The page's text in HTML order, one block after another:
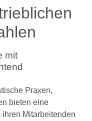
mit
Praxen,
bieten eine
ihren Mitarbeitenden